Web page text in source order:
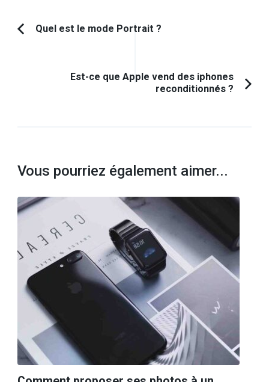
Navigation
Article
Quel est le mode Portrait ?
Est-ce que Apple vend des iphones
reconditionnés ?
Vous pourriez également aimer...